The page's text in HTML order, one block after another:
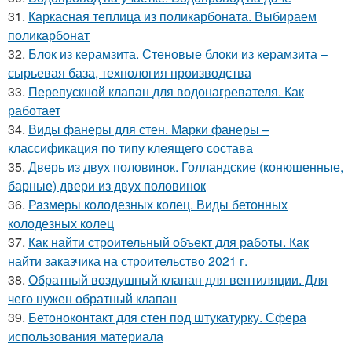
31. Каркасная теплица из поликарбоната. Выбираем
поликарбонат
32. Блок из керамзита. Стеновые блоки из керамзита –
сырьевая база, технология производства
33. Перепускной клапан для водонагревателя. Как
работает
34. Виды фанеры для стен. Марки фанеры –
классификация по типу клеящего состава
35. Дверь из двух половинок. Голландские (конюшенные,
барные) двери из двух половинок
36. Размеры колодезных колец. Виды бетонных
колодезных колец
37. Как найти строительный объект для работы. Как
найти заказчика на строительство 2021 г.
38. Обратный воздушный клапан для вентиляции. Для
чего нужен обратный клапан
39. Бетоноконтакт для стен под штукатурку. Сфера
использования материала